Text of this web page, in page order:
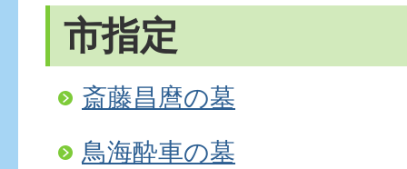
市指定
斎藤昌麿の墓
鳥海酔車の墓